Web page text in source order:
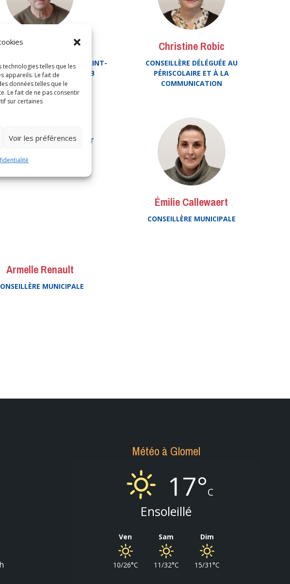
technologies telles que les
appareils. Le fait de
données telles que le
Le fait de ne pas consentir
sur certaines
Voir les préférences
Pascal Le Gall
DÉLÉGUÉ RÉFÉRENT SAINT-
- CONSEILLER À LA CCKB
Christine Robic
CONSEILLÈRE DÉLÉGUÉE AU
PÉRISCOLAIRE ET À LA
COMMUNICATION
DÉLÉGUÉ RÉFÉRENT
Émilie Callewaert
CONSEILLÈRE MUNICIPALE
Armelle Renault
MUNICIPALE
Météo à Glomel
17°C
Ensoleillé
Ven
10/26°C
Sam
11/32°C
Dim
15/31°C